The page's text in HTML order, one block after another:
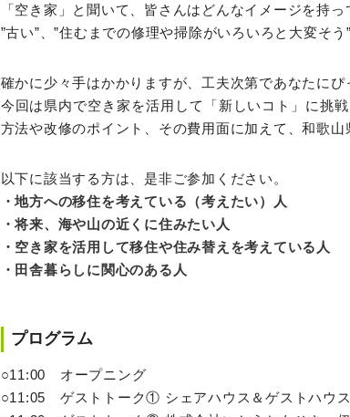
「空き家」と聞いて、皆さんはどんなイメージを持っ
”古い”、”住むまでの修理や掃除がいろいろと大変そう
確かに少々手はかかりますが、工夫次第であなたに
今回は県内で空き家を活用して「新しいコト」に挑
方法や改修のポイント、その費用面に加えて、和歌山
以下に該当する方は、是非ご参加ください。
・地方への移住を考えている（考えたい）人
・将来、海や山の近くに住みたい人
・空き家を活用して移住や住み替えを考えている人
・田舎暮らしに関心のある人
プログラム
○11:00 オープニング
○11:05 ゲストトーク① シェアハウス＆ゲストハウ